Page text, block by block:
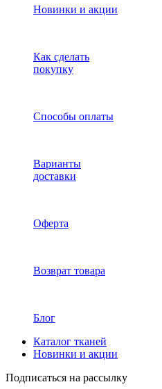
Новинки и акции
Как сделать
покупку
Способы оплаты
Варианты
доставки
Оферта
Возврат товара
Блог
Каталог тканей
Новинки и акции
Подписаться на рассылку